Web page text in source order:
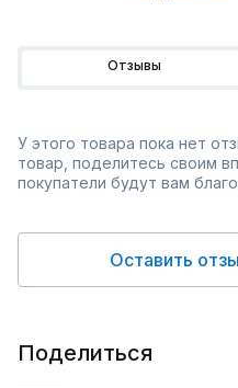
Отзывы
У этого товара пока нет
товар, поделитесь своим
покупатели будут вам
Оставить
Поделиться